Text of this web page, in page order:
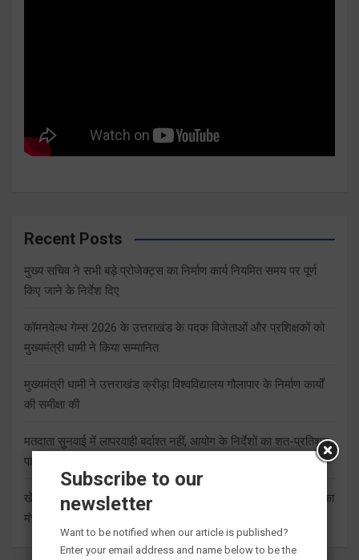
Recent Posts
मुख्य सचिव ने सभी बड़े प्रोजेक्ट्स का निर्माण कार्य नियमित समय पर पूर्ण
किए जाने के निर्देश दिए
कॉमनवेल्थ गेम्स 2026 के उत्तराखंड के पदक विजेताओं और प्रशिक्षकों को
मुख्यमंत्री धामी ने किया सम्मानित
मुख्यमंत्री धामी ने उत्तराखंड क्रीड़ा विश्वविद्यालय गौलापार के निर्माण कार्यों
की समीक्षा की
मतदाता सुनवाई में लापरवाही बर्दाश्त नहीं, आयोग के निर्देशों का शत-प्रतिशत
पालन सुनिश्चित करेंः गढ़वाल आयुक्त
खेल महाकुंभ 2026ः 01 सितंबर से सजेगा मुख्यमंत्री चैंम्पियनशिप ट्रॉफी का
मंच
Subscribe to our
newsletter
Want to be notified when our article is published?
Enter your email address and name below to be the